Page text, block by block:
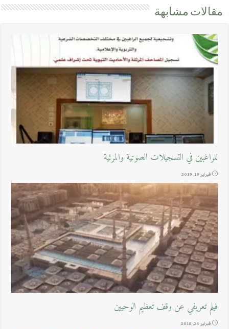
مقالات مشابهة
للراغبين في التسجيلات الصوتية والمرئية
فبراير 19, 2019
فيلم تعريفي عن وقف تعظيم الوحيين
فبراير 26, 2018